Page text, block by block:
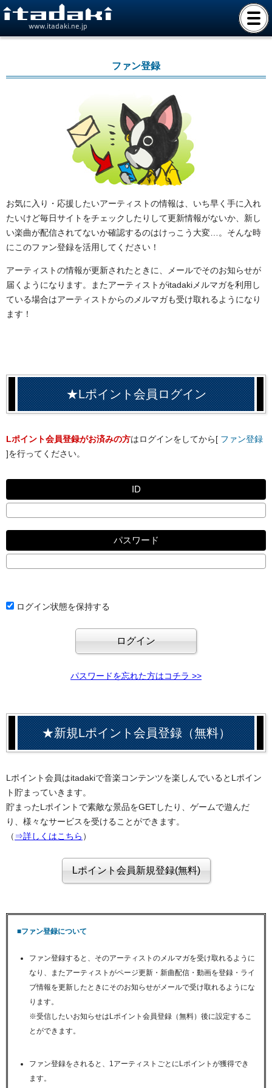
www.itadaki.ne.jp
ファン登録
お気に入り・応援したいアーティストの情報は、いち早く手に入れ
たいけど毎日サイトをチェックしたりして更新情報がないか、新し
い楽曲が配信されてないか確認するのはけっこう大変…。そんな時
にこのファン登録を活用してください！
アーティストの情報が更新されたときに、メールでそのお知らせが
届くようになります。またアーティストがitadakiメルマガを利用し
ている場合はアーティストからのメルマガも受け取れるようになり
ます！
★Lポイント会員ログイン
Lポイント会員登録がお済みの方はログインをしてから[ ファン登録
]を行ってください。
ID
パスワード
ログイン状態を保持する
パスワードを忘れた方はコチラ >>
★新規Lポイント会員登録（無料）
Lポイント会員はitadakiで音楽コンテンツを楽しんでいるとLポイン
ト貯まっていきます。
貯まったLポイントで素敵な景品をGETしたり、ゲームで遊んだ
り、様々なサービスを受けることができます。
（ ⇒詳しくはこちら ）
■ファン登録について
ファン登録すると、そのアーティストのメルマガを受け取れるように
なり、またアーティストがページ更新・新曲配信・動画を登録・ライ
ブ情報を更新したときにそのお知らせがメールで受け取れるようにな
ります。
※受信したいお知らせはLポイント会員登録（無料）後に設定するこ
とができます。
ファン登録をされると、1アーティストごとにLポイントが獲得でき
ます。